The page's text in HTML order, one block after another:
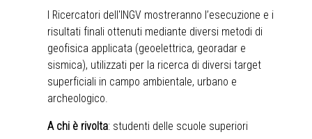
I Ricercatori dell'INGV mostreranno l’esecuzione e i
risultati finali ottenuti mediante diversi metodi di
geofisica applicata (geoelettrica, georadar e
sismica), utilizzati per la ricerca di diversi target
superficiali in campo ambientale, urbano e
archeologico.
A chi è rivolta: studenti delle scuole superiori